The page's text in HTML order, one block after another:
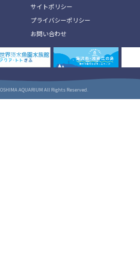
サイトポリシー
プライバシーポリシー
お問い合わせ
AQUARIUM All Rights Reserved.